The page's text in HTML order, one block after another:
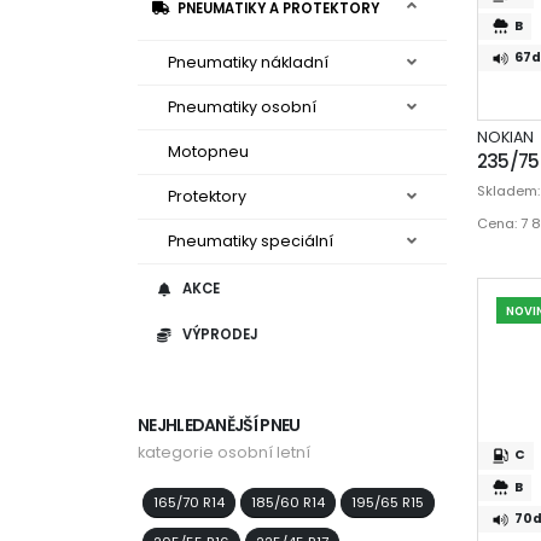
PNEUMATIKY A PROTEKTORY
Pneumatiky nákladní
Pneumatiky osobní
Motopneu
Protektory
Pneumatiky speciální
AKCE
VÝPRODEJ
NEJHLEDANĚJŠÍ PNEU
kategorie osobní letní
165/70 R14 185/60 R14 195/65 R15
B
NOKIAN
235/75
Skladem:
Cena: 7
C
B